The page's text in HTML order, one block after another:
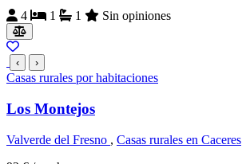
4
1 1 Sin opiniones
‹ ›
Casas rurales por habitaciones
Los Montejos
Valverde del Fresno , Casas rurales en Caceres